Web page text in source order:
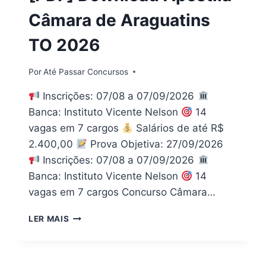
Câmara de Araguatins
TO 2026
PorAté Passar Concursos
Inscrições: 07/08 a 07/09/2026
Banca: Instituto Vicente Nelson
14
vagas em 7 cargos
Salários de até R$
2.400,00
Prova Objetiva: 27/09/2026
Inscrições: 07/08 a 07/09/2026
Banca: Instituto Vicente Nelson
14
vagas em 7 cargos Concurso Câmara…
LER MAIS [PDF]